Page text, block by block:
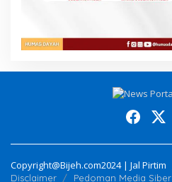
Copyright@Bijeh.com2024 | Jal Pirtim
Disclaimer
Pedoman Media Siber